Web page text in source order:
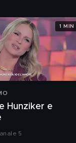
Hunziker e
5
1 MIN